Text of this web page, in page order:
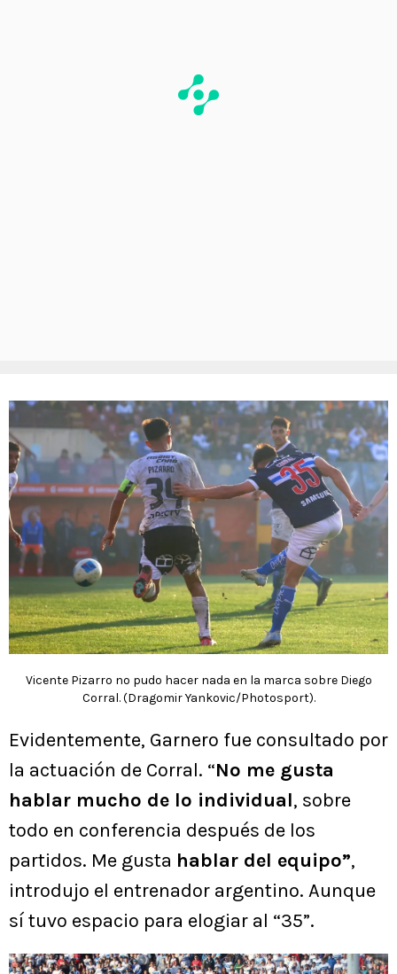
Vicente Pizarro no pudo hacer nada en la marca sobre Diego
Corral. (Dragomir Yankovic/Photosport).
Evidentemente, Garnero fue consultado por
la actuación de Corral. “No me gusta
hablar mucho de lo individual, sobre
todo en conferencia después de los
partidos. Me gusta hablar del equipo”,
introdujo el entrenador argentino. Aunque
sí tuvo espacio para elogiar al “35”.